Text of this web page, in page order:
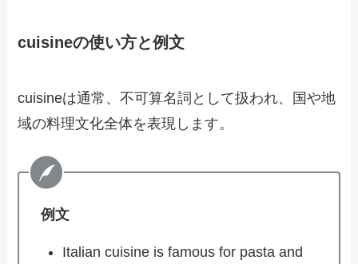
cuisineの使い方と例文
cuisineは通常、不可算名詞として扱われ、国や地
域の料理文化全体を表現します。
例文
Italian cuisine is famous for pasta and